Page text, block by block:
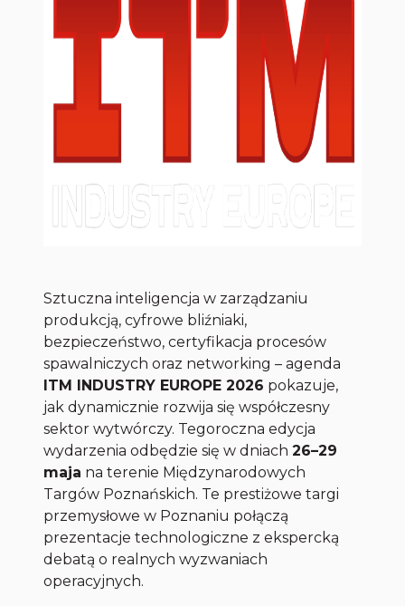
Sztuczna inteligencja w zarządzaniu
produkcją, cyfrowe bliźniaki,
bezpieczeństwo, certyfikacja procesów
spawalniczych oraz networking – agenda
ITM INDUSTRY EUROPE 2026 pokazuje,
jak dynamicznie rozwija się współczesny
sektor wytwórczy. Tegoroczna edycja
wydarzenia odbędzie się w dniach26–29
maja na terenie Międzynarodowych
Targów Poznańskich. Te prestiżowe targi
przemysłowe w Poznaniu połączą
prezentacje technologiczne z ekspercką
debatą o realnych wyzwaniach
operacyjnych.